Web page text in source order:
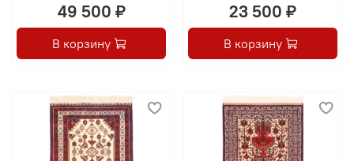
49 500 ₽
В корзину
23 500 ₽
В корзину